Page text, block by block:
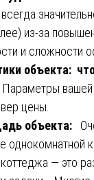
всегда
из-за
и сложности
объекта:
Параметры
цены.
объекта:
однокомнатной
— это